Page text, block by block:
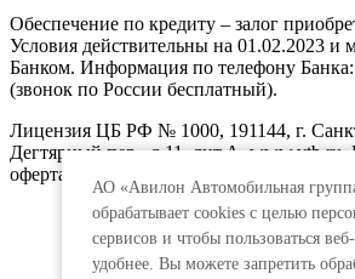
АО «Авилон Автомобильная
обрабатывает cookies с целью
сервисов и чтобы пользоваться
удобнее. Вы можете запретить
Обеспечение по кредиту – залог
Условия действительны на 01.02.2023 и
Банком. Информация по телефону
(звонок по России бесплатный).
Лицензия ЦБ РФ № 1000, 191144, г.
Дегтярный пер., д.11, лит.А. www.vtb.ru.
оферта.